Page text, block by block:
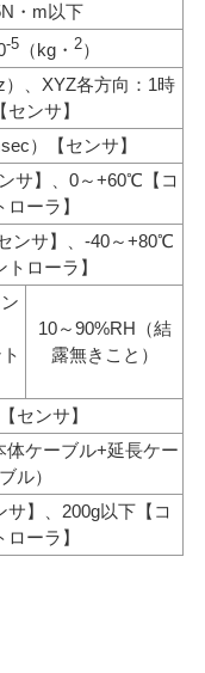
・m以下
-5（kg・ 2）
）、XYZ各方向：1時
センサ】
）【センサ】
サ】、0～+60℃【コ
ローラ】
ンサ】、-40～+80℃
トローラ】
10～90%RH（結
露無きこと）
センサ】
体ケーブル+延長ケー
ブル）
サ】、200g以下【コ
ローラ】